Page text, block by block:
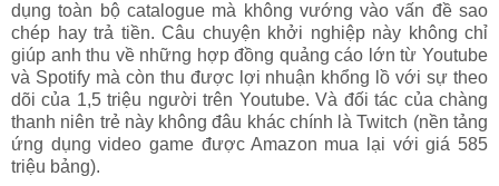
dụng toàn bộ catalogue mà không vướng vào vấn đề sao
chép hay trả tiền. Câu chuyện khởi nghiệp này không chỉ
giúp anh thu về những hợp đồng quảng cáo lớn từ Youtube
và Spotify mà còn thu được lợi nhuận khổng lồ với sự theo
dõi của 1,5 triệu người trên Youtube. Và đối tác của chàng
thanh niên trẻ này không đâu khác chính là Twitch (nền tảng
ứng dụng video game được Amazon mua lại với giá 585
triệu bảng).